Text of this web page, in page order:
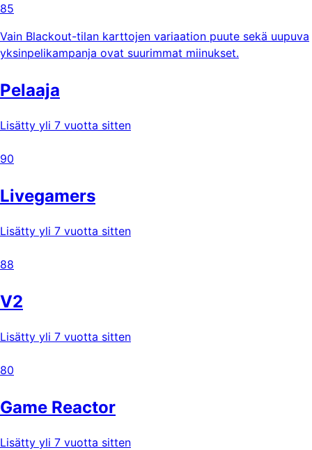
85
Vain Blackout-tilan karttojen variaation puute sekä uupuva
yksinpelikampanja ovat suurimmat miinukset.
Pelaaja
Lisätty yli 7 vuotta sitten
90
Livegamers
Lisätty yli 7 vuotta sitten
88
V2
Lisätty yli 7 vuotta sitten
80
Game Reactor
Lisätty yli 7 vuotta sitten